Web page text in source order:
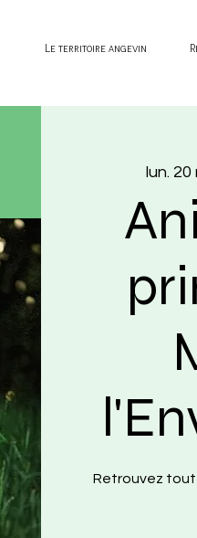
Le territoire angevin
lun. 20
Retrouvez